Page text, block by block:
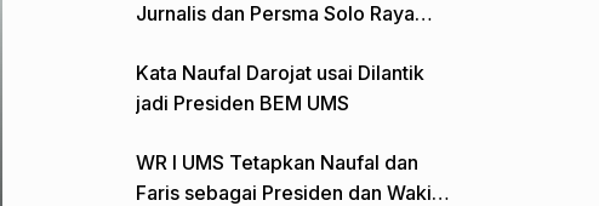
Jurnalis dan Persma Solo Raya
Kata Naufal Darojat usai Dilantik
jadi Presiden BEM UMS
WR I UMS Tetapkan Naufal dan
Faris sebagai Presiden dan Wakil